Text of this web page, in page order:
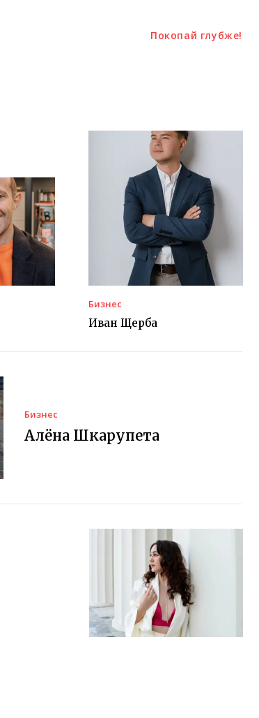
Покопай глубже!
Бизнес
Иван Щерба
Бизнес
Алёна Шкарупета